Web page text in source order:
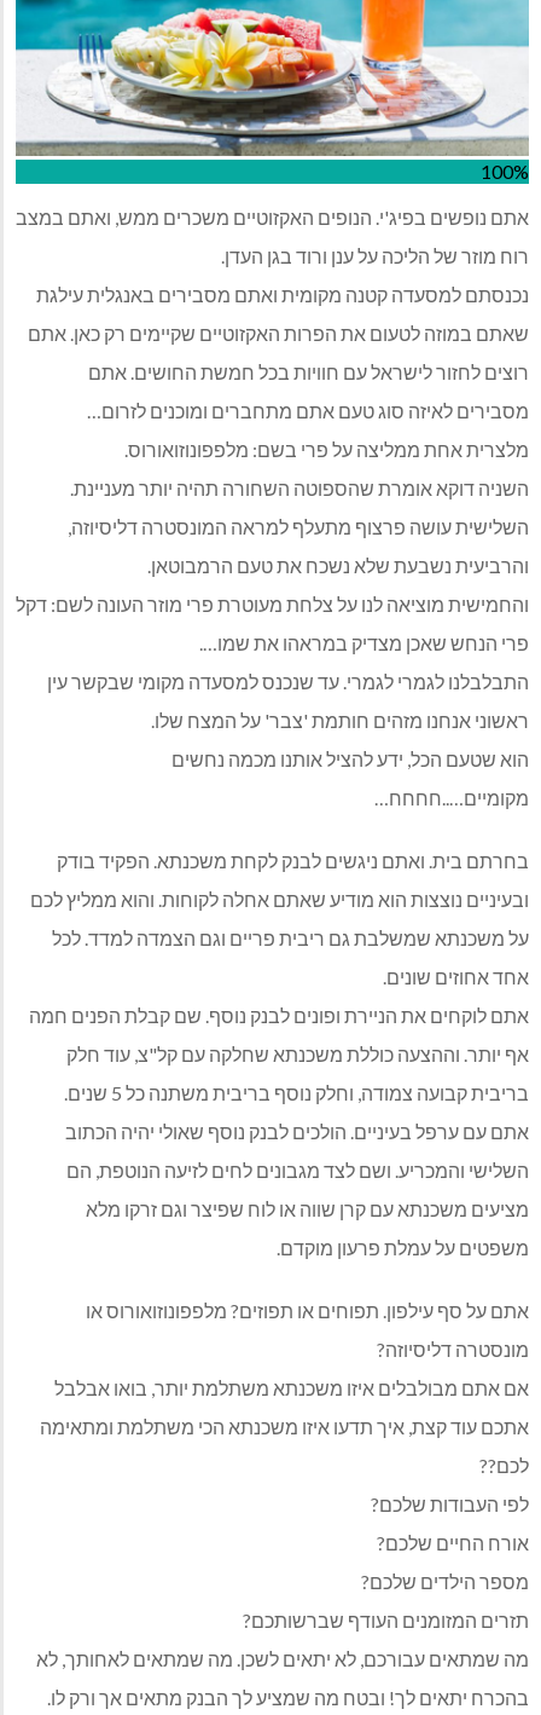
100%
אתם נופשים בפיג'י. הנופים האקזוטיים משכרים ממש, ואתם במצב
רוח מוזר של הליכה על ענן ורוד בגן העדן.
נכנסתם למסעדה קטנה מקומית ואתם מסבירים באנגלית עילגת
שאתם במוזה לטעום את הפרות האקזוטיים שקיימים רק כאן. אתם
רוצים לחזור לישראל עם חוויות בכל חמשת החושים. אתם
מסבירים לאיזה סוג טעם אתם מתחברים ומוכנים לזרום…
מלצרית אחת ממליצה על פרי בשם: מלפפונוזואורוס.
השניה דוקא אומרת שהספוטה השחורה תהיה יותר מעניינת.
השלישית עושה פרצוף מתעלף למראה המונסטרה דליסיוזה,
והרביעית נשבעת שלא נשכח את טעם הרמבוטאן.
והחמישית מוציאה לנו על צלחת מעוטרת פרי מוזר העונה לשם: דקל
פרי הנחש שאכן מצדיק במראהו את שמו….
התבלבלנו לגמרי לגמרי. עד שנכנס למסעדה מקומי שבקשר עין
ראשוני אנחנו מזהים חותמת 'צבר' על המצח שלו.
הוא שטעם הכל, ידע להציל אותנו מכמה נחשים
מקומיים…..חחחח…
בחרתם בית. ואתם ניגשים לבנק לקחת משכנתא. הפקיד בודק
ובעיניים נוצצות הוא מודיע שאתם אחלה לקוחות. והוא ממליץ לכם
על משכנתא שמשלבת גם ריבית פריים וגם הצמדה למדד. לכל
אחד אחוזים שונים.
אתם לוקחים את הניירת ופונים לבנק נוסף. שם קבלת הפנים חמה
אף יותר. וההצעה כוללת משכנתא שחלקה עם קל"צ, עוד חלק
בריבית קבועה צמודה, וחלק נוסף בריבית משתנה כל 5 שנים.
אתם עם ערפל בעיניים. הולכים לבנק נוסף שאולי יהיה הכתוב
השלישי והמכריע. ושם לצד מגבונים לחים לזיעה הנוטפת, הם
מציעים משכנתא עם קרן שווה או לוח שפיצר וגם זרקו מלא
משפטים על עמלת פרעון מוקדם.
אתם על סף עילפון. תפוחים או תפוזים? מלפפונוזואורוס או
מונסטרה דליסיוזה?
אם אתם מבולבלים איזו משכנתא משתלמת יותר, בואו אבלבל
אתכם עוד קצת, איך תדעו איזו משכנתא הכי משתלמת ומתאימה
לכם??
לפי העבודות שלכם?
אורח החיים שלכם?
מספר הילדים שלכם?
תזרים המזומנים העודף שברשותכם?
מה שמתאים עבורכם, לא יתאים לשכן. מה שמתאים לאחותך, לא
בהכרח יתאים לך! ובטח מה שמציע לך הבנק מתאים אך ורק לו.